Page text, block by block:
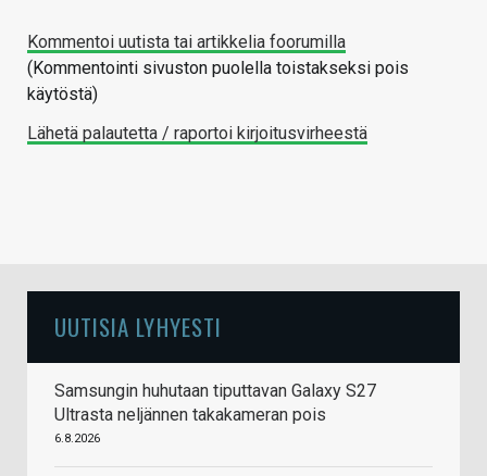
Kommentoi uutista tai artikkelia foorumilla
(Kommentointi sivuston puolella toistakseksi pois
käytöstä)
Lähetä palautetta / raportoi kirjoitusvirheestä
UUTISIA LYHYESTI
Samsungin huhutaan tiputtavan Galaxy S27
Ultrasta neljännen takakameran pois
6.8.2026